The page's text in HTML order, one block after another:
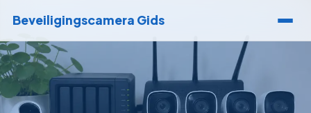
Beveiligingscamera Gids